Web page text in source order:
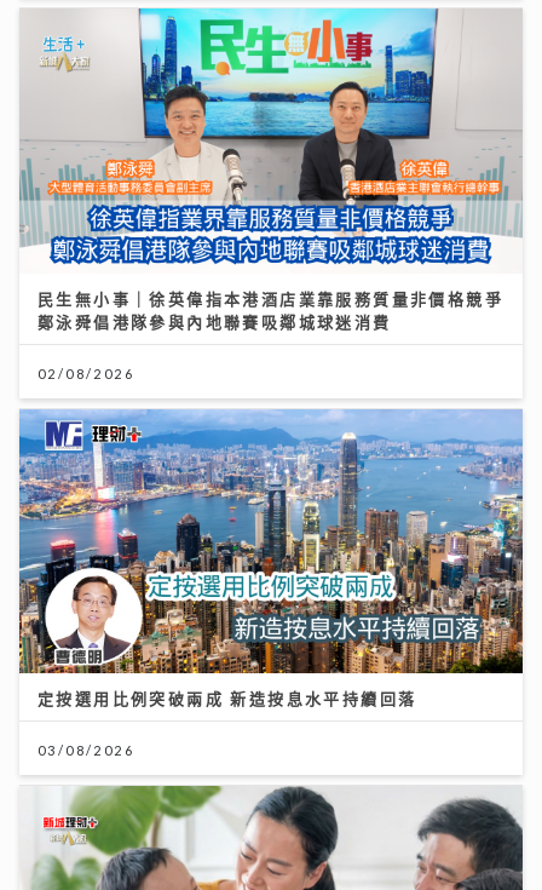
民生無小事｜徐英偉指本港酒店業靠服務質量非價格競爭
鄭泳舜倡港隊參與內地聯賽吸鄰城球迷消費
02/08/2026
定按選用比例突破兩成 新造按息水平持續回落
03/08/2026